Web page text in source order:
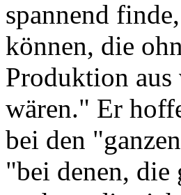
spannend
können, die
Produktion
wären." Er
bei den
"bei denen, die